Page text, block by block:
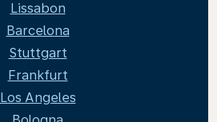
Lissabon
Barcelona
Stuttgart
Frankfurt
Los Angeles